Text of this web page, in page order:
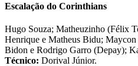
Escalação do Corinthians
Hugo Souza; Matheuzinho (Félix
Henrique e Matheus Bidu;
Bidon e Rodrigo Garro (Depay);
Técnico: Dorival Júnior.